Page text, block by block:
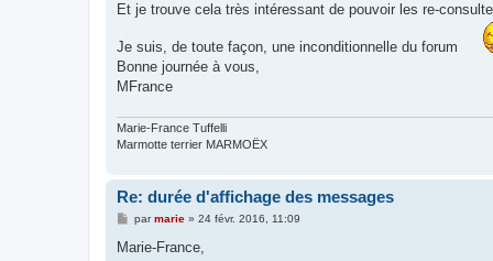
Et je trouve cela très intéressant de pouvoir les re-
Je suis, de toute façon, une inconditionnelle du forum
Bonne journée à vous,
MFrance
Marie-France Tuffelli
Marmotte terrier MARMOËX
Re: durée d'affichage des messages
M
s
parmarie» 24 févr. 2016, 11:09
Marie-France,